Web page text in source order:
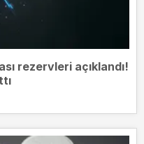
rezervleri açıklandı!